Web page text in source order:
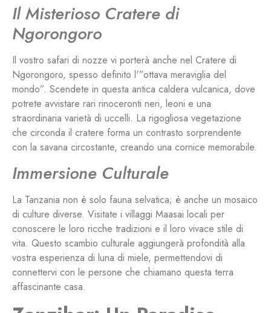
Il Misterioso Cratere di
Ngorongoro
Il vostro safari di nozze vi porterà anche nel Cratere di
Ngorongoro, spesso definito l'”ottava meraviglia del
mondo”. Scendete in questa antica caldera vulcanica, dove
potrete avvistare rari rinoceronti neri, leoni e una
straordinaria varietà di uccelli. La rigogliosa vegetazione
che circonda il cratere forma un contrasto sorprendente
con la savana circostante, creando una cornice memorabile.
Immersione Culturale
La Tanzania non è solo fauna selvatica; è anche un mosaico
di culture diverse. Visitate i villaggi Maasai locali per
conoscere le loro ricche tradizioni e il loro vivace stile di
vita. Questo scambio culturale aggiungerà profondità alla
vostra esperienza di luna di miele, permettendovi di
connettervi con le persone che chiamano questa terra
affascinante casa.